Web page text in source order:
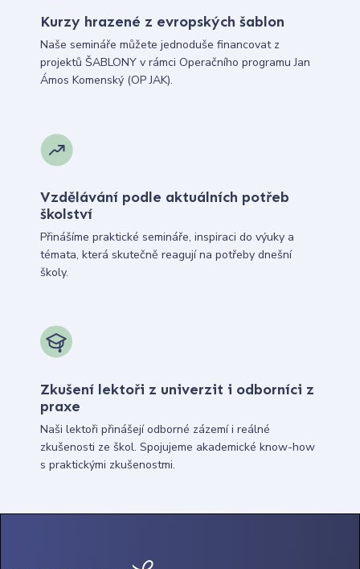
Kurzy hrazené z evropských šablon
Naše semináře můžete jednoduše financovat z
projektů ŠABLONY v rámci Operačního programu Jan
Ámos Komenský (OP JAK).
Vzdělávání podle aktuálních potřeb
školství
Přinášíme praktické semináře, inspiraci do výuky a
témata, která skutečně reagují na potřeby dnešní
školy.
Zkušení lektoři z univerzit i odborníci z
praxe
Naši lektoři přinášejí odborné zázemí i reálné
zkušenosti ze škol. Spojujeme akademické know-how
s praktickými zkušenostmi.